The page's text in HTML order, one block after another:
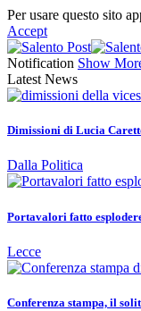
Per usare questo sito
Accept
Notification Show
Latest News
Dimissioni di Lucia
Dalla Politica
Portavalori fatto
Lecce
Conferenza stampa, il